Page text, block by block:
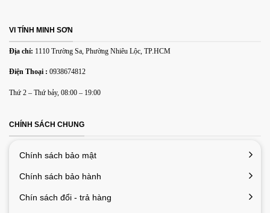
Email *
Lưu tên của tôi, email, và trang web trong trình duyệt này
VI TÍNH MINH SƠN
Địa chỉ: 1110 Trường Sa, Phường Nhiêu Lộc, TP.HCM
Điện Thoại : 0938674812
Thứ 2 – Thứ bảy, 08:00 – 19:00
CHÍNH SÁCH CHUNG
Chính sách bảo mật
Chính sách bảo hành
Chín sách đổi - trả hàng